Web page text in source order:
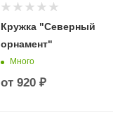
Кружка "Северный
орнамент"
Много
от 920 ₽